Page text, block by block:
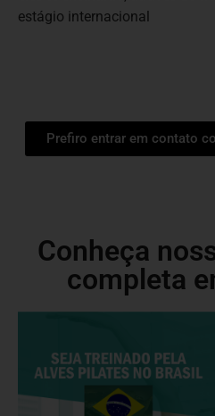
estágio internacional
Prefiro entrar em contato
Conheça
completa